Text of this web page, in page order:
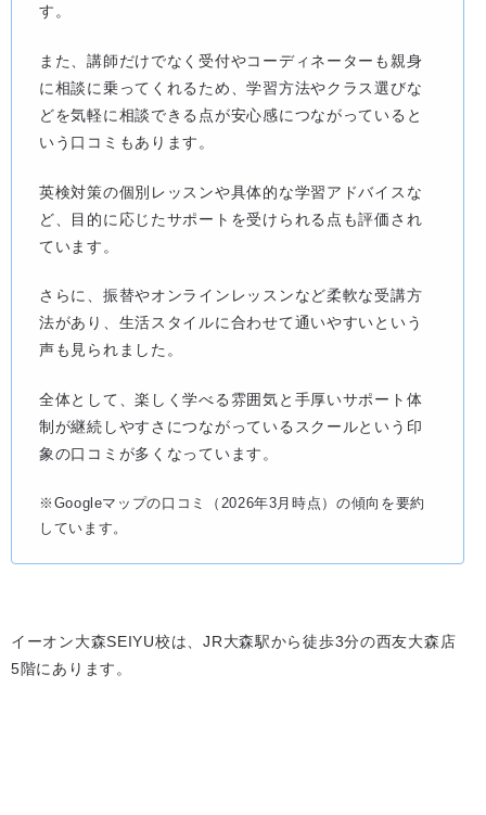
す。
また、講師だけでなく受付やコーディネーターも親身
に相談に乗ってくれるため、学習方法やクラス選びな
どを気軽に相談できる点が安心感につながっていると
いう口コミもあります。
英検対策の個別レッスンや具体的な学習アドバイスな
ど、目的に応じたサポートを受けられる点も評価され
ています。
さらに、振替やオンラインレッスンなど柔軟な受講方
法があり、生活スタイルに合わせて通いやすいという
声も見られました。
全体として、楽しく学べる雰囲気と手厚いサポート体
制が継続しやすさにつながっているスクールという印
象の口コミが多くなっています。
※Googleマップの口コミ（2026年3月時点）の傾向を要約
しています。
イーオン大森SEIYU校は、JR大森駅から徒歩3分の西友大森店
5階にあります。